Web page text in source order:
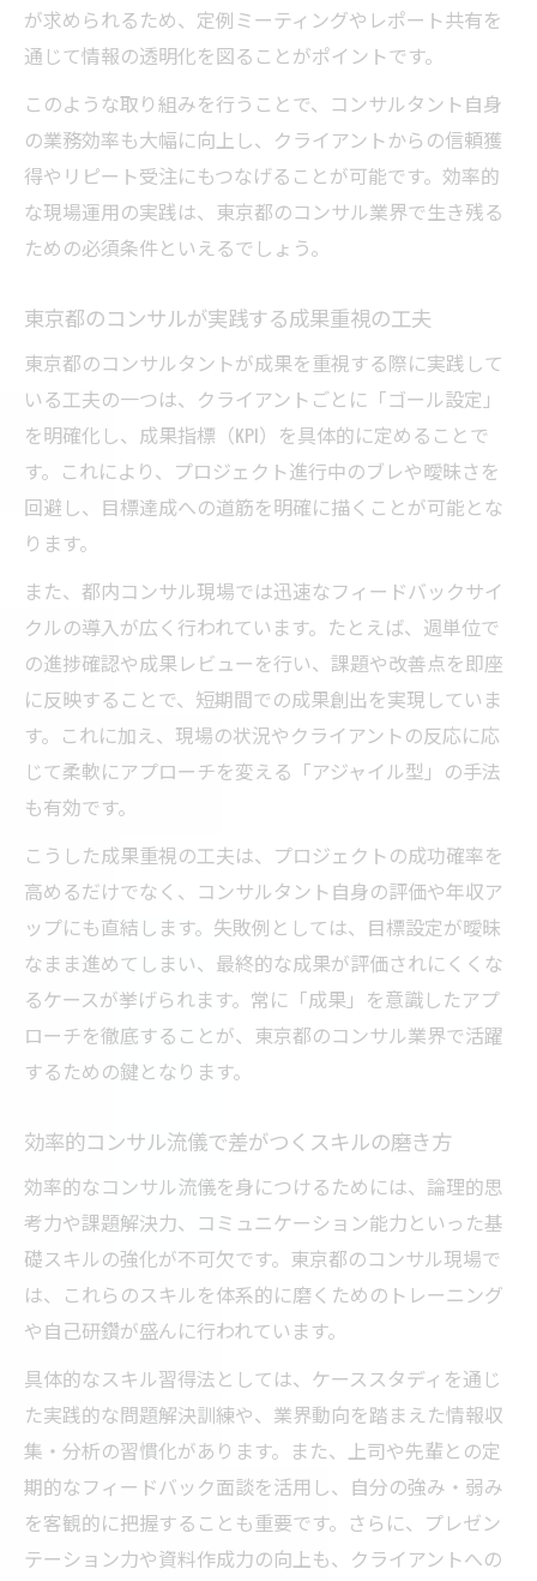
東京都コンサル新人が直面する壁と乗り越
え方
効率的な学び直しでコンサルに適応するコ
ツ
コンサル適応法で初期離脱を回避するポイ
ント
落ちこぼれ脱却に必要な東京都流メンタル
実践力を身につける現場コンサルの極意
コンサル現場で実践力を高めるポイントと
は
東京都の現場コンサルが重視する即戦力習
得法
ン術
都内コンサルが実践する成果創出の秘訣
目指すべき年収アップへのアプローチ術
コンサルで年収アップを目指す東京都の戦
略
効率的アプローチで年収向上を実現するコ
東京都コンサルが実践する収入増加の工夫
年収アップに直結する都内コンサルの習慣
コンサルキャリアで報酬を伸ばす実践的手
法
コンサル転職後に役立つ成功パターン集
コンサル転職後に活きる東京都の成功パタ
効率的に実践できるコンサル業務の秘訣ま
とめ
都内コンサル現場で評価される働き方の工
夫
転職後の成果を最大化するコンサル技術
が求められるため、定例ミーティングやレポート共有を
通じて情報の透明化を図ることがポイントです。
このような取り組みを行うことで、コンサルタント自身
の業務効率も大幅に向上し、クライアントからの信頼獲
得やリピート受注にもつなげることが可能です。効率的
な現場運用の実践は、東京都のコンサル業界で生き残る
ための必須条件といえるでしょう。
東京都のコンサルが実践する成果重視の工夫
東京都のコンサルタントが成果を重視する際に実践して
いる工夫の一つは、クライアントごとに「ゴール設定」
を明確化し、成果指標（KPI）を具体的に定めることで
す。これにより、プロジェクト進行中のブレや曖昧さを
回避し、目標達成への道筋を明確に描くことが可能とな
ります。
また、都内コンサル現場では迅速なフィードバックサイ
クルの導入が広く行われています。たとえば、週単位で
の進捗確認や成果レビューを行い、課題や改善点を即座
に反映することで、短期間での成果創出を実現していま
す。これに加え、現場の状況やクライアントの反応に応
じて柔軟にアプローチを変える「アジャイル型」の手法
も有効です。
こうした成果重視の工夫は、プロジェクトの成功確率を
高めるだけでなく、コンサルタント自身の評価や年収ア
ップにも直結します。失敗例としては、目標設定が曖昧
なまま進めてしまい、最終的な成果が評価されにくくな
るケースが挙げられます。常に「成果」を意識したアプ
ローチを徹底することが、東京都のコンサル業界で活躍
するための鍵となります。
効率的コンサル流儀で差がつくスキルの磨き方
効率的なコンサル流儀を身につけるためには、論理的思
考力や課題解決力、コミュニケーション能力といった基
礎スキルの強化が不可欠です。東京都のコンサル現場で
は、これらのスキルを体系的に磨くためのトレーニング
や自己研鑽が盛んに行われています。
具体的なスキル習得法としては、ケーススタディを通じ
た実践的な問題解決訓練や、業界動向を踏まえた情報収
集・分析の習慣化があります。また、上司や先輩との定
期的なフィードバック面談を活用し、自分の強み・弱み
を客観的に把握することも重要です。さらに、プレゼン
テーション力や資料作成力の向上も、クライアントへの